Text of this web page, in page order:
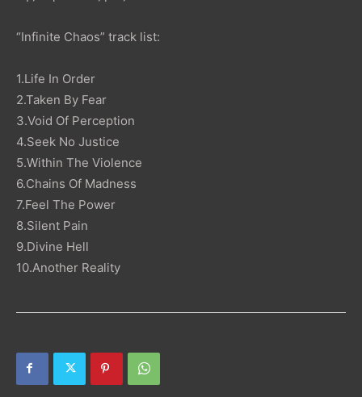
“Infinite Chaos” track list:
1.Life In Order
2.Taken By Fear
3.Void Of Perception
4.Seek No Justice
5.Within The Violence
6.Chains Of Madness
7.Feel The Power
8.Silent Pain
9.Divine Hell
10.Another Reality